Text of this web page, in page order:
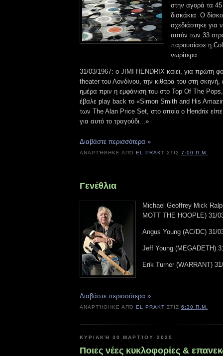
στην αγορά τα
δισκάκια. Ο
σχεδιάστηκε για
αυτόν των 33
παρουσίασε η
νωρίτερα.
31/03/1967: ο JIMI HENDRIX καίει, για πρώτη
theater του Λονδίνου, την κιθάρα του στη σκηνή,
ημέρα πριν η εμφάνιση του στο Top Of The
έβαλε play back το «Simon Smith and His
των The Alan Price Set, στο οποίο ο Hendrix
για αυτό το τραγούδι...»
Διαβάστε περισσότερα »
ΑΝΑΡΤΉΘΗΚΕ ΑΠΌEL PRAKT ΣΤΙΣ7:00 Π.Μ.
Γενέθλια
Michael Geoffrey Mick
MOTT THE HOOPLE) 31/
Angus Young (AC/DC) 31/
Jeff Young (MEGADETH)
Erik Turner (WARRANT)
Διαβάστε περισσότερα »
ΑΝΑΡΤΉΘΗΚΕ ΑΠΌEL PRAKT ΣΤΙΣ6:30 Π.Μ.
ΚΥΡΙΑΚΉ 30 ΜΑΡΤΊΟΥ 2025
Ποιες νέες κυκλοφορίες &